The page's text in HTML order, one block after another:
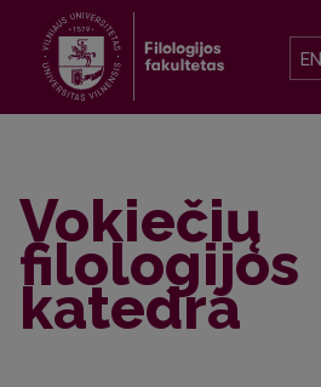
EN
Vokiečių
filologijos
katedra